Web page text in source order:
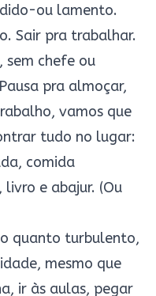
ou lamento.
Sair pra trabalhar.
sem chefe ou
pra almoçar,
vamos que
tudo no lugar:
comida
e abajur. (Ou
quanto turbulento,
mesmo que
ir às aulas, pegar